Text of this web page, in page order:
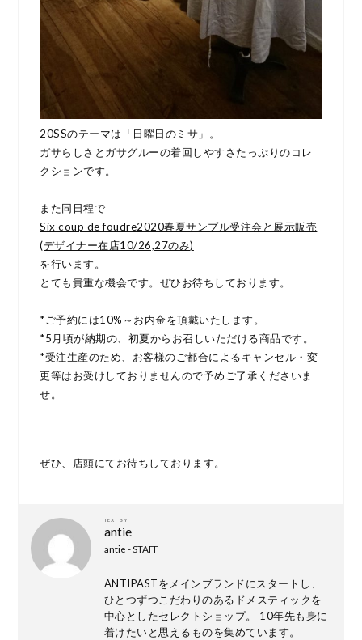
20SSのテーマは「日曜日のミサ」。
ガサらしさとガサグルーの着回しやすさたっぷりのコレ
クションです。
また同日程で
Six coup de foudre2020春夏サンプル受注会と展示販売
(デザイナー在店10/26,27のみ)
を行います。
とても貴重な機会です。ぜひお待ちしております。
*ご予約には10%～お内金を頂戴いたします。
*5月頃が納期の、初夏からお召しいただける商品です。
*受注生産のため、お客様のご都合によるキャンセル・変
更等はお受けしておりませんので予めご了承くださいま
せ。
ぜひ、店頭にてお待ちしております。
TEXT BY
antie
antie - STAFF
ANTIPASTをメインブランドにスタートし、
ひとつずつこだわりのあるドメスティックを
中心としたセレクトショップ。 10年先も身に
着けたいと思えるものを集めています。